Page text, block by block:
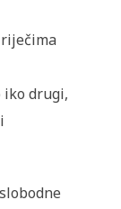
iko drugi,